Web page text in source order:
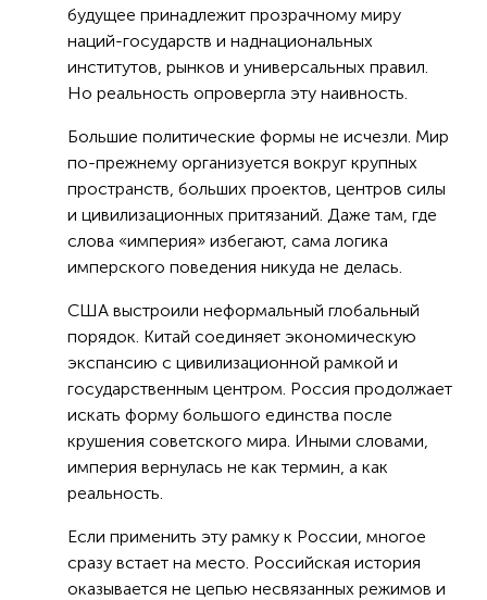
будущее принадлежит прозрачному миру
наций-государств и наднациональных
институтов, рынков и универсальных правил.
Но реальность опровергла эту наивность.
Большие политические формы не исчезли. Мир
по-прежнему организуется вокруг крупных
пространств, больших проектов, центров силы
и цивилизационных притязаний. Даже там, где
слова «империя» избегают, сама логика
имперского поведения никуда не делась.
США выстроили неформальный глобальный
порядок. Китай соединяет экономическую
экспансию с цивилизационной рамкой и
государственным центром. Россия продолжает
искать форму большого единства после
крушения советского мира. Иными словами,
империя вернулась не как термин, а как
реальность.
Если применить эту рамку к России, многое
сразу встает на место. Российская история
оказывается не цепью несвязанных режимов и